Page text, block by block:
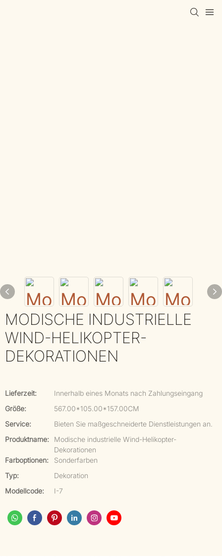
MODISCHE INDUSTRIELLE
WIND-HELIKOPTER-
DEKORATIONEN
Lieferzeit:
Innerhalb eines Monats nach Zahlungseingang
Größe:
567.00*105.00*157.00CM
Service:
Bieten Sie maßgeschneiderte Dienstleistungen an.
Produktname:
Modische industrielle Wind-Helikopter-
Dekorationen
Farboptionen:
Sonderfarben
Typ:
Dekoration
Modellcode:
I-7